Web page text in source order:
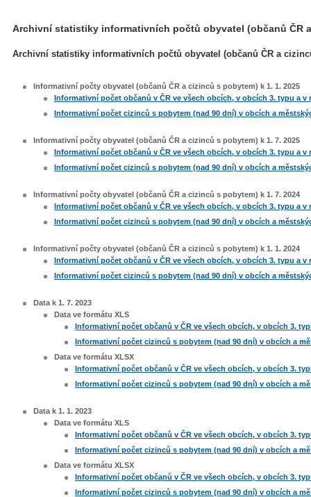
Archivní statistiky informativních počtů obyvatel (občanů ČR
Archivní statistiky informativních počtů obyvatel (občanů ČR a
Informativní počty obyvatel (občanů ČR a cizinců s pobytem) k 1. 1. 2025
Informativní počet občanů v ČR ve všech obcích, v obcích 3. typu a v
Informativní počet cizinců s pobytem (nad 90 dní) v obcích a
Informativní počty obyvatel (občanů ČR a cizinců s pobytem) k 1. 7. 2025
Informativní počet občanů v ČR ve všech obcích, v obcích 3. typu a v
Informativní počet cizinců s pobytem (nad 90 dní) v obcích a
Informativní počty obyvatel (občanů ČR a cizinců s pobytem) k 1. 7. 2024
Informativní počet občanů v ČR ve všech obcích, v obcích 3. typu a v
Informativní počet cizinců s pobytem (nad 90 dní) v obcích a
Informativní počty obyvatel (občanů ČR a cizinců s pobytem) k 1. 1. 2024
Informativní počet občanů v ČR ve všech obcích, v obcích 3. typu a v
Informativní počet cizinců s pobytem (nad 90 dní) v obcích a
Data k 1. 7. 2023
​Data ve formátu XLS
Informativní počet občanů v ČR ve všech obcích, v obcích 3.
Informativní počet cizinců s pobytem (nad 90 dní) v obcích a
Data ve formátu XLSX
Informativní počet občanů v ČR ve všech obcích, v obcích 3.
Informativní počet cizinců s pobytem (nad 90 dní) v obcích a
Data k 1. 1. 2023
Data ve formátu XLS
Informativní počet občanů v ČR ve všech obcích, v obcích 3.
Informativní počet cizinců s pobytem (nad 90 dní) v obcích a
Data ve formátu XLSX
Informativní počet občanů v ČR ve všech obcích, v obcích 3.
Informativní počet cizinců s pobytem (nad 90 dní) v obcích a